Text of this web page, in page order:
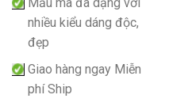
nhiều kiểu dáng độc,
đẹp
Giao hàng ngay Miễn
phí Ship